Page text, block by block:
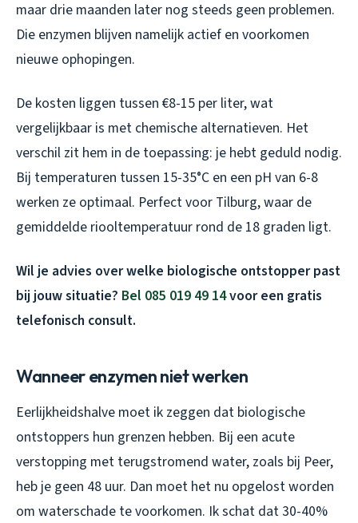
maar drie maanden later nog steeds geen problemen.
Die enzymen blijven namelijk actief en voorkomen
nieuwe ophopingen.
De kosten liggen tussen €8-15 per liter, wat
vergelijkbaar is met chemische alternatieven. Het
verschil zit hem in de toepassing: je hebt geduld nodig.
Bij temperaturen tussen 15-35°C en een pH van 6-8
werken ze optimaal. Perfect voor Tilburg, waar de
gemiddelde riooltemperatuur rond de 18 graden ligt.
Wil je advies over welke biologische ontstopper past
bij jouw situatie? Bel 085 019 49 14voor een gratis
telefonisch consult.
Wanneer enzymen niet werken
Eerlijkheidshalve moet ik zeggen dat biologische
ontstoppers hun grenzen hebben. Bij een acute
verstopping met terugstromend water, zoals bij Peer,
heb je geen 48 uur. Dan moet het nu opgelost worden
om waterschade te voorkomen. Ik schat dat 30-40%